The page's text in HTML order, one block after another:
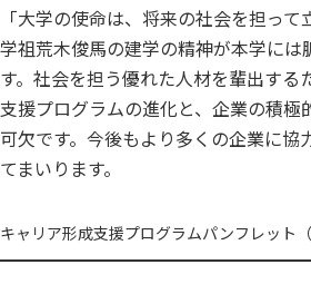
「大学の使命は、将来の社会を担っ
学祖荒木俊馬の建学の精神が本学には
す。社会を担う優れた人材を輩出する
支援プログラムの進化と、企業の積極
可欠です。今後もより多くの企業に協
てまいります。
キャリア形成支援プログラムパンフレット（